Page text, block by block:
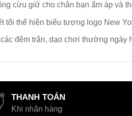
cừu giữ cho chân bạn ấm áp và
tối thể hiện biểu tượng logo New
đêm trận, dạo chơi thường ngày
THANH TOÁN
Khi nhận hàng